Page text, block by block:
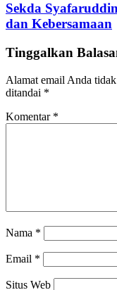
Sekda
dan Kebersamaan
Tinggalkan
Alamat email Anda
ditandai *
Komentar *
Nama *
Email *
Situs Web